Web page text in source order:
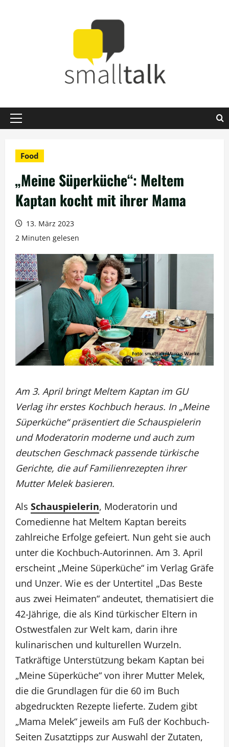
Primäres
Food
„Meine Süperküche“: Meltem
Kaptan kocht mit ihrer Mama
13. März 2023
2 Minuten gelesen
Am 3. April bringt Meltem Kaptan im GU
Verlag ihr erstes Kochbuch heraus. In „Meine
Süperküche“ präsentiert die Schauspielerin
und Moderatorin moderne und auch zum
deutschen Geschmack passende türkische
Gerichte, die auf Familienrezepten ihrer
Mutter Melek basieren.
Als Schauspielerin, Moderatorin und
Comedienne hat Meltem Kaptan bereits
zahlreiche Erfolge gefeiert. Nun geht sie auch
unter die Kochbuch-Autorinnen. Am 3. April
erscheint „Meine Süperküche“ im Verlag Gräfe
und Unzer. Wie es der Untertitel „Das Beste
aus zwei Heimaten“ andeutet, thematisiert die
42-Jährige, die als Kind türkischer Eltern in
Ostwestfalen zur Welt kam, darin ihre
kulinarischen und kulturellen Wurzeln.
Tatkräftige Unterstützung bekam Kaptan bei
„Meine Süperküche“ von ihrer Mutter Melek,
die die Grundlagen für die 60 im Buch
abgedruckten Rezepte lieferte. Zudem gibt
„Mama Melek“ jeweils am Fuß der Kochbuch-
Seiten Zusatztipps zur Auswahl der Zutaten,